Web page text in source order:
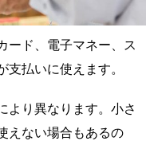
ード、電子マネー、ス
支払いに使えます。
より異なります。小さ
えない場合もあるの